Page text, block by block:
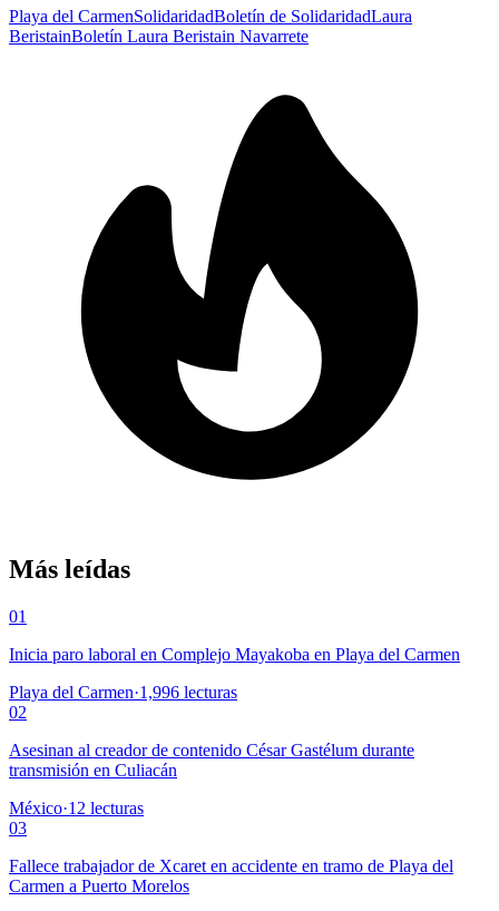
Playa del CarmenSolidaridadBoletín de SolidaridadLaura
BeristainBoletín Laura Beristain Navarrete
Más leídas
01
Inicia paro laboral en Complejo Mayakoba en Playa del Carmen
Playa del Carmen·1,996 lecturas
02
Asesinan al creador de contenido César Gastélum durante
transmisión en Culiacán
México·12 lecturas
03
Fallece trabajador de Xcaret en accidente en tramo de Playa del
Carmen a Puerto Morelos